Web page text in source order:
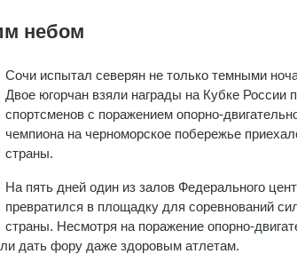
небом
Сочи испытал северян не только темными
Двое югорчан взяли награды на Кубке России
спортсменов с поражением опорно-
чемпиона на черноморское побережье
страны.
На пять дней один из залов Федерального
превратился в площадку для соревнований
страны. Несмотря на поражение опорно-
дать фору даже здоровым атлетам.